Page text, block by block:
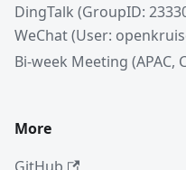
DingTalk (GroupID:
WeChat (User:
Bi-week Meeting (APAC,
More